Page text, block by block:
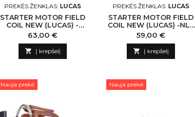
PREKĖS ŽENKLAS: LUCAS
STARTER MOTOR FIELD
COIL NEW (LUCAS) -
NLP18 N132400 LUCAS-
CN
Kaina
63,00 €
 Į krepšelį
PREKĖS ŽENKLAS: LUCAS
STARTER MOTOR FIELD
COIL NEW (LUCAS) -NLP
N130209 LUCAS-CN
Kaina
59,00 €
 Į krepšelį
Nauja prekė Nauja prekė